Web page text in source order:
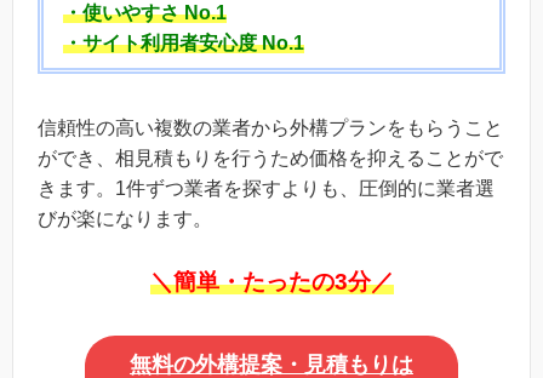
・使いやすさ No.1
・サイト利用者安心度 No.1
信頼性の高い複数の業者から外構プランをもらうこと
ができ、相見積もりを行うため価格を抑えることがで
きます。1件ずつ業者を探すよりも、圧倒的に業者選
びが楽になります。
＼簡単・たったの3分／
無料の外構提案・見積もりは